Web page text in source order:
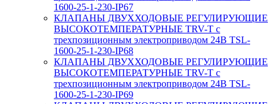
1600-25-1-230-IP67
КЛАПАНЫ ДВУХХОДОВЫЕ РЕГУЛИРУЮЩИЕ
ВЫСОКОТЕМПЕРАТУРНЫЕ TRV-T с
трехпозиционным электроприводом 24В TSL-
1600-25-1-230-IP68
КЛАПАНЫ ДВУХХОДОВЫЕ РЕГУЛИРУЮЩИЕ
ВЫСОКОТЕМПЕРАТУРНЫЕ TRV-T с
трехпозиционным электроприводом 24В TSL-
1600-25-1-230-IP69